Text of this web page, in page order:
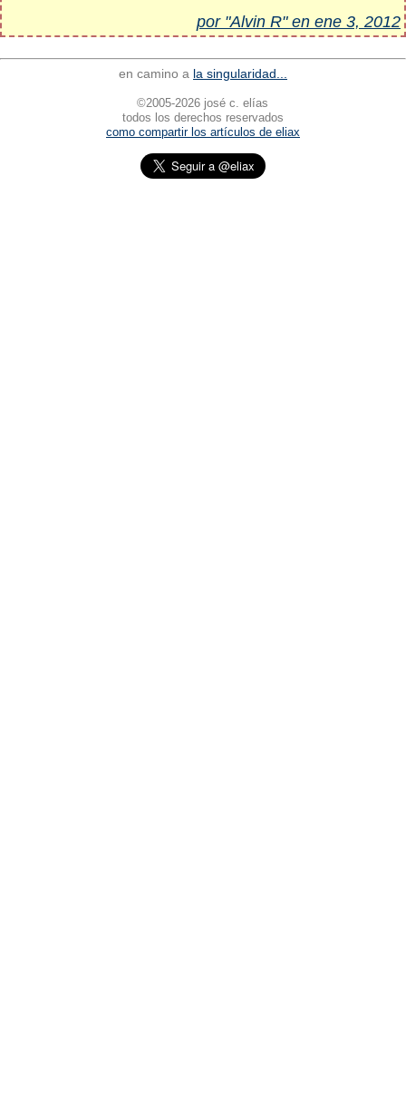
por "Alvin R" en ene 3, 2012
en camino a la singularidad...
©2005-2026 josé c. elías
todos los derechos reservados
como compartir los artículos de eliax